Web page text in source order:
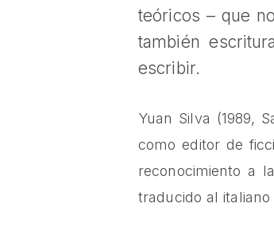
teóricos – que
también
escribir.
Yuan Silva (1989,
como editor de
reconocimiento a
traducido al